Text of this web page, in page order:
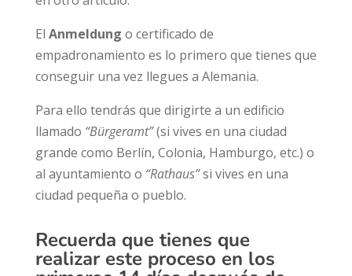
El Anmeldung o certificado de
empadronamiento es lo primero que tienes que
conseguir una vez llegues a Alemania.
Para ello tendrás que dirigirte a un edificio
llamado “Bürgeramt”(si vives en una ciudad
grande como Berlín, Colonia, Hamburgo, etc.) o
al ayuntamiento o “Rathaus”si vives en una
ciudad pequeña o pueblo.
Recuerda que tienes que
realizar este proceso en los